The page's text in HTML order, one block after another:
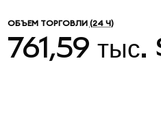
ОБЪЕМ ТОРГОВЛИ (24 Ч)
761,59 тыс.